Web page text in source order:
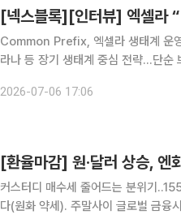
[넥스블록][인터뷰] 엑셀라
Common Prefix, 엑셀라 생태계 운
라나 등 장기 생태계 중심 전략…단순
가 2026년 핵심 전략으로 기관용 인
2026-07-06 17:06
[환율마감] 원·달러 상승,
커스터디 매수세 줄어드는 분위기..1550원 상단
다(원화 약세). 주말사이 글로벌 금융